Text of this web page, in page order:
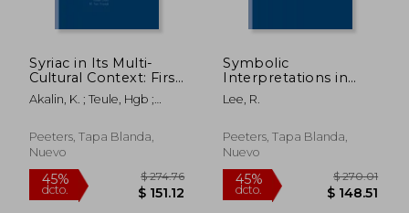
45%
dcto. $ 144.59
45%
dcto. $
Syriac in Its Multi-
Cultural Context: First
International Syriac
Studies Symposium,
University, Institute of
Living Languages, 20-
Akalin, K. ; Teule, Hgb ;
Peeters, Tapa Blanda,
Nuevo
Symbolic
Interpretations in
Ethiopic and Early
Syriac Literature (en
Lee, R.
Peeters, Tapa Blanda,
Nuevo